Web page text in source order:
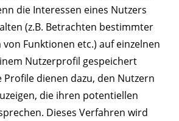
die Interessen eines Nutzers
(z.B. Betrachten bestimmter
Funktionen etc.) auf einzelnen
Nutzerprofil gespeichert
Profile dienen dazu, den Nutzern
die ihren potentiellen
Dieses Verfahren wird